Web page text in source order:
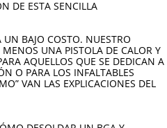
DE ESTA SENCILLA
BAJO COSTO. NUESTRO
UNA PISTOLA DE CALOR Y
AQUELLOS QUE SE DEDICAN A
O PARA LOS INFALTABLES
VAN LAS EXPLICACIONES DEL